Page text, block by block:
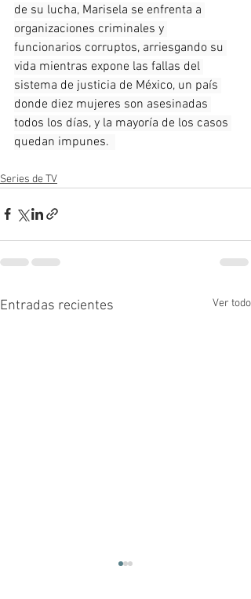
de su lucha, Marisela se enfrenta a
organizaciones criminales y
funcionarios corruptos, arriesgando su
vida mientras expone las fallas del
sistema de justicia de México, un país
donde diez mujeres son asesinadas
todos los días, y la mayoría de los casos
quedan impunes.
Series de TV
Entradas recientes Ver todo